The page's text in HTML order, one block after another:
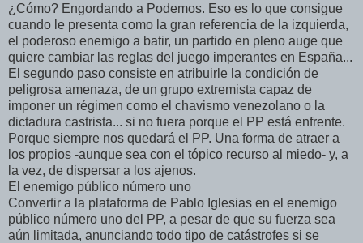
¿Cómo? Engordando a Podemos. Eso es lo que consigue
cuando le presenta como la gran referencia de la izquierda,
el poderoso enemigo a batir, un partido en pleno auge que
quiere cambiar las reglas del juego imperantes en España...
El segundo paso consiste en atribuirle la condición de
peligrosa amenaza, de un grupo extremista capaz de
imponer un régimen como el chavismo venezolano o la
dictadura castrista... si no fuera porque el PP está enfrente.
Porque siempre nos quedará el PP. Una forma de atraer a
los propios -aunque sea con el tópico recurso al miedo- y, a
la vez, de dispersar a los ajenos.
El enemigo público número uno
Convertir a la plataforma de Pablo Iglesias en el enemigo
público número uno del PP, a pesar de que su fuerza sea
aún limitada, anunciando todo tipo de catástrofes si se